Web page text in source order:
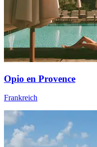
Opio en Provence
Frankreich